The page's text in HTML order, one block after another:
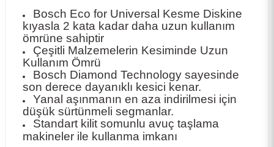
Bosch Eco for Universal Kesme Diskine
kıyasla 2 kata kadar daha uzun kullanım
ömrüne sahiptir
Çeşitli Malzemelerin Kesiminde Uzun
Kullanım Ömrü
Bosch Diamond Technology sayesinde
son derece dayanıklı kesici kenar.
Yanal aşınmanın en aza indirilmesi için
düşük sürtünmeli segmanlar.
Standart kilit somunlu avuç taşlama
makineler ile kullanma imkanı